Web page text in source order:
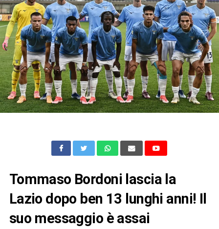
Tommaso Bordoni lascia la
Lazio dopo ben 13 lunghi anni! Il
suo messaggio è assai